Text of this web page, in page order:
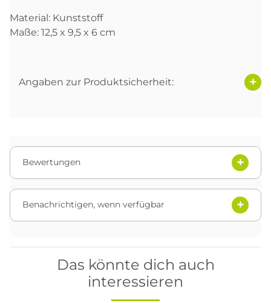
Material: Kunststoff
Maße: 12,5 x 9,5 x 6 cm
Angaben zur Produktsicherheit:
Bewertungen
Benachrichtigen, wenn verfügbar
Das könnte dich auch
interessieren